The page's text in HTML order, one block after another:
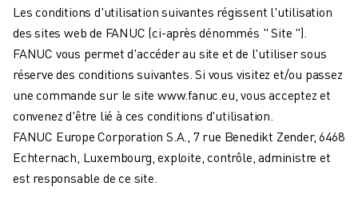
SOLUTIONS DE RETROFIT
MODÈLES CNC AVANCÉS
ROBOTS
RECHERCHE DE ROBOTS
ROBOTS INDUSTRIELS
ROBOTS COLLABORATIFS
GAMME DE ROBOTS
CONTRÔLEURS DE ROBOTS
ACCESSOIRES POUR ROBOTS
Les conditions d'utilisation suivantes régissent l'utilisation
des sites web de FANUC (ci-après dénommés " Site ").
FANUC vous permet d'accéder au site et de l'utiliser sous
réserve des conditions suivantes. Si vous visitez et/ou passez
une commande sur le site www.fanuc.eu, vous acceptez et
convenez d'être lié à ces conditions d'utilisation.
FANUC Europe Corporation S.A., 7 rue Benedikt Zender, 6468
Echternach, Luxembourg, exploite, contrôle, administre et
est responsable de ce site.